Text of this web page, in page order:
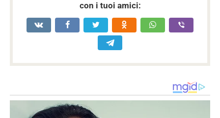
con i tuoi amici: